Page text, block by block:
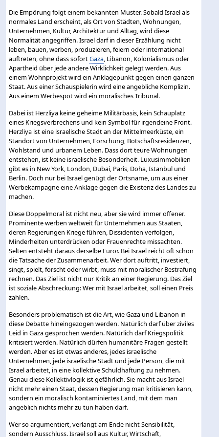
Die Empörung folgt einem bekannten Muster. Sobald Israel als
normales Land erscheint, als Ort von Städten, Wohnungen,
Unternehmen, Kultur, Architektur und Alltag, wird diese
Normalität angegriffen. Israel darf in dieser Erzählung nicht
leben, bauen, werben, produzieren, feiern oder international
auftreten, ohne dass sofortGaza , Libanon, Kolonialismus oder
Apartheid über jede andere Wirklichkeit gelegt werden. Aus
einem Wohnprojekt wird ein Anklagepunkt gegen einen ganzen
Staat. Aus einer Schauspielerin wird eine angebliche Komplizin.
Aus einem Werbespot wird ein moralisches Tribunal.
Dabei ist Herzliya keine geheime Militärbasis, kein Schauplatz
eines Kriegsverbrechens und kein Symbol für irgendeine Front.
Herzliya ist eine israelische Stadt an der Mittelmeerküste, ein
Standort von Unternehmen, Forschung, Botschaftsresidenzen,
Wohlstand und urbanem Leben. Dass dort teure Wohnungen
entstehen, ist keine israelische Besonderheit. Luxusimmobilien
gibt es in New York, London, Dubai, Paris, Doha, Istanbul und
Berlin. Doch nur bei Israel genügt der Ortsname, um aus einer
Werbekampagne eine Anklage gegen die Existenz des Landes zu
machen.
Diese Doppelmoral ist nicht neu, aber sie wird immer offener.
Prominente werben weltweit für Unternehmen aus Staaten,
deren Regierungen Kriege führen, Dissidenten verfolgen,
Minderheiten unterdrücken oder Frauenrechte missachten.
Selten entsteht daraus derselbe Furor. Bei Israel reicht oft schon
die Tatsache der Zusammenarbeit. Wer dort auftritt, investiert,
singt, spielt, forscht oder wirbt, muss mit moralischer Bestrafung
rechnen. Das Ziel ist nicht nur Kritik an einer Regierung. Das Ziel
ist soziale Abschreckung: Wer mit Israel arbeitet, soll einen Preis
zahlen.
Besonders problematisch ist die Art, wie Gaza und Libanon in
diese Debatte hineingezogen werden. Natürlich darf über ziviles
Leid in Gaza gesprochen werden. Natürlich darf Kriegspolitik
kritisiert werden. Natürlich dürfen humanitäre Fragen gestellt
werden. Aber es ist etwas anderes, jedes israelische
Unternehmen, jede israelische Stadt und jede Person, die mit
Israel arbeitet, in eine kollektive Schuldhaftung zu nehmen.
Genau diese Kollektivlogik ist gefährlich. Sie macht aus Israel
nicht mehr einen Staat, dessen Regierung man kritisieren kann,
sondern ein moralisch kontaminiertes Land, mit dem man
angeblich nichts mehr zu tun haben darf.
Wer so argumentiert, verlangt am Ende nicht Sensibilität,
sondern Ausschluss. Israel soll aus Kultur, Wirtschaft,